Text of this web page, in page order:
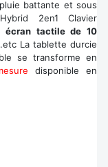
battante et sous
2en1 Clavier
écran tactile de 10
La tablette durcie
se transforme en
disponible en